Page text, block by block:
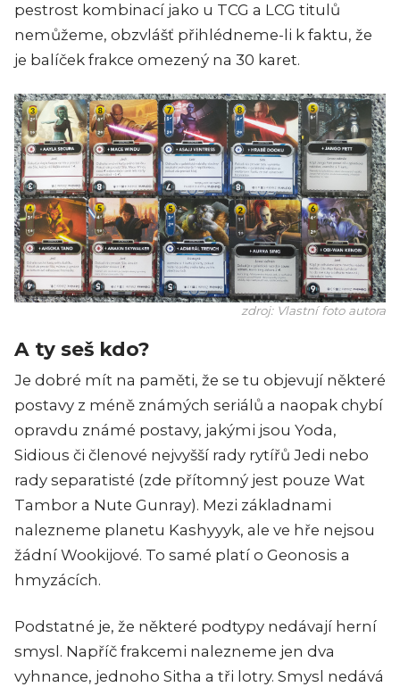
pestrost kombinací jako u TCG a LCG titulů
nemůžeme, obzvlášť přihlédneme-li k faktu, že
je balíček frakce omezený na 30 karet.
zdroj: Vlastní foto autora
A ty seš kdo?
Je dobré mít na paměti, že se tu objevují některé
postavy z méně známých seriálů a naopak chybí
opravdu známé postavy, jakými jsou Yoda,
Sidious či členové nejvyšší rady rytířů Jedi nebo
rady separatisté (zde přítomný jest pouze Wat
Tambor a Nute Gunray). Mezi základnami
nalezneme planetu Kashyyyk, ale ve hře nejsou
žádní Wookijové. To samé platí o Geonosis a
hmyzácích.
Podstatné je, že některé podtypy nedávají herní
smysl. Napříč frakcemi nalezneme jen dva
vyhnance, jednoho Sitha a tři lotry. Smysl nedává